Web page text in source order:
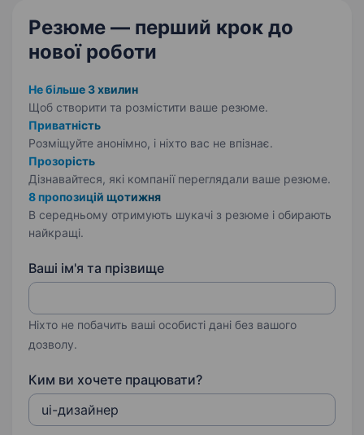
Резюме — перший крок до
нової роботи
Не більше 3 хвилин
Щоб створити та розмістити ваше резюме.
Приватність
Розміщуйте анонімно, і ніхто вас не впізнає.
Прозорість
Дізнавайтеся, які компанії переглядали ваше резюме.
8 пропозицій щотижня
В середньому отримують шукачі з резюме і обирають
найкращі.
Ваші ім'я та прізвище
Ніхто не побачить ваші особисті дані без вашого
дозволу.
Ким ви хочете працювати?